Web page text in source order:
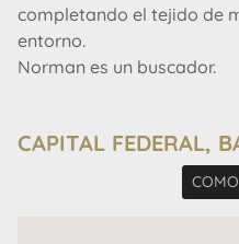
completando el tejido de
entorno.
Norman es un buscador.
buscador de lo distinto.
en un lugar pensado y
ABRAMZON, le gusta su
CAPITAL FEDERAL,